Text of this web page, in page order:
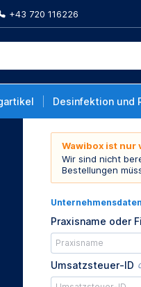
+43 720 116226
Desinfektion und
Wawibox ist
Wir sind nicht
Bestellungen
Unternehmensdaten
Praxisname oder
Umsatzsteuer-ID